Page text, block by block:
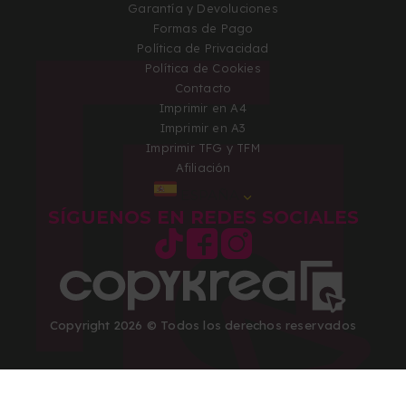
Garantía y Devoluciones
Formas de Pago
Política de Privacidad
Política de Cookies
Contacto
Imprimir en A4
Imprimir en A3
Imprimir TFG y TFM
Afiliación
SÍGUENOS EN REDES SOCIALES
Copyright 2026 © Todos los derechos reservados